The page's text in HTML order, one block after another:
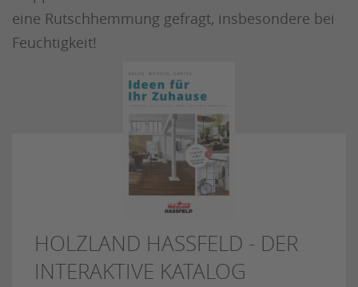
eine Rutschhemmung gefragt, insbesondere bei
Feuchtigkeit!
HOLZLAND HASSFELD - DER
INTERAKTIVE KATALOG